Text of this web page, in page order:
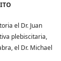
el Dr. Juan
plebiscitaria,
el Dr. Michael